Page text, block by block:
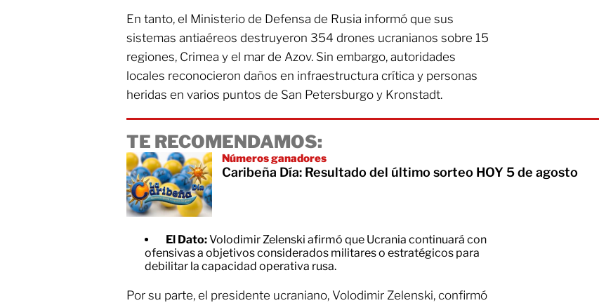
En tanto, el Ministerio de Defensa de Rusia informó que sus
sistemas antiaéreos destruyeron 354 drones ucranianos sobre 15
regiones, Crimea y el mar de Azov. Sin embargo, autoridades
locales reconocieron daños en infraestructura crítica y personas
heridas en varios puntos de San Petersburgo y Kronstadt.
TE RECOMENDAMOS:
Números ganadores
Caribeña Día: Resultado del último sorteo HOY 5 de agosto
El Dato:Volodimir Zelenski afirmó que Ucrania continuará con
ofensivas a objetivos considerados militares o estratégicos para
debilitar la capacidad operativa rusa.
Por su parte, el presidente ucraniano, Volodimir Zelenski, confirmó